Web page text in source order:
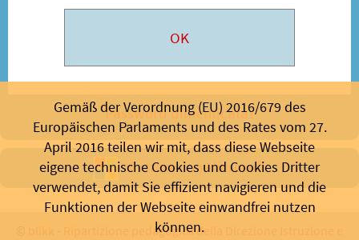
Password dimenticata?
Entrare con Microsoft
Ripartizione pedagogica della Direzione Istruzione e
Gemäß der Verordnung (EU) 2016/679 des
Europäischen Parlaments und des Rates vom 27.
April 2016 teilen wir mit, dass diese Webseite
eigene technische Cookies und Cookies Dritter
verwendet, damit Sie effizient navigieren und die
Funktionen der Webseite einwandfrei nutzen
können.